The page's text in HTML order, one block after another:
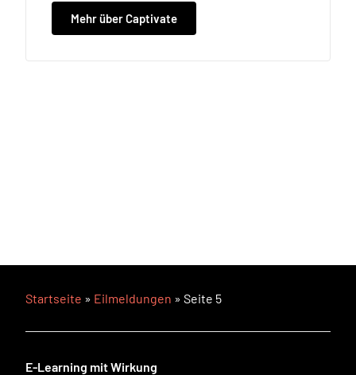
Mehr über Captivate
Startseite » Eilmeldungen » Seite 5
E-Learning mit Wirkung